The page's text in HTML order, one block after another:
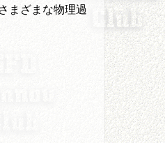
まざまな物理過